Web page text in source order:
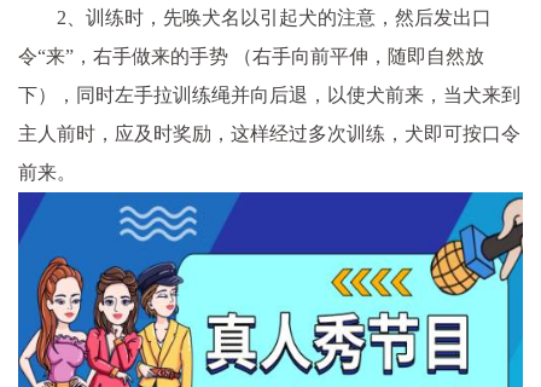
2、训练时，先唤犬名以引起犬的注意，然后发出口
令“来”，右手做来的手势 （右手向前平伸，随即自然放
下），同时左手拉训练绳并向后退，以使犬前来，当犬来到
主人前时，应及时奖励，这样经过多次训练，犬即可按口令
前来。